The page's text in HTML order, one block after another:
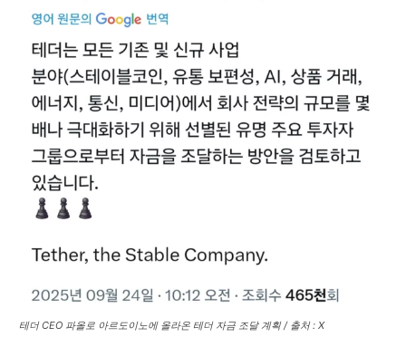
테더 CEO 파올로 아르도이노에 올라온 테더 자금 조달 계획 / 출처 : X